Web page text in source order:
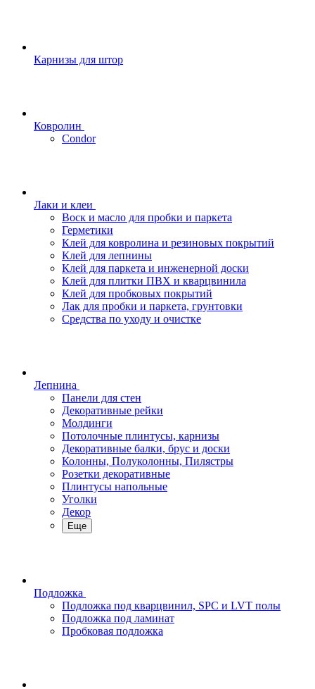
Карнизы для штор
Ковролин
Condor
Лаки и клеи
Воск и масло для пробки и паркета
Герметики
Клей для ковролина и резиновых покрытий
Клей для лепнины
Клей для паркета и инженерной доски
Клей для плитки ПВХ и кварцвинила
Клей для пробковых покрытий
Лак для пробки и паркета, грунтовки
Средства по уходу и очистке
Лепнина
Панели для стен
Декоративные рейки
Молдинги
Потолочные плинтусы, карнизы
Декоративные балки, брус и доски
Колонны, Полуколонны, Пилястры
Розетки декоративные
Плинтусы напольные
Уголки
Декор
Еще
Подложка
Подложка под кварцвинил, SPC и LVT полы
Подложка под ламинат
Пробковая подложка